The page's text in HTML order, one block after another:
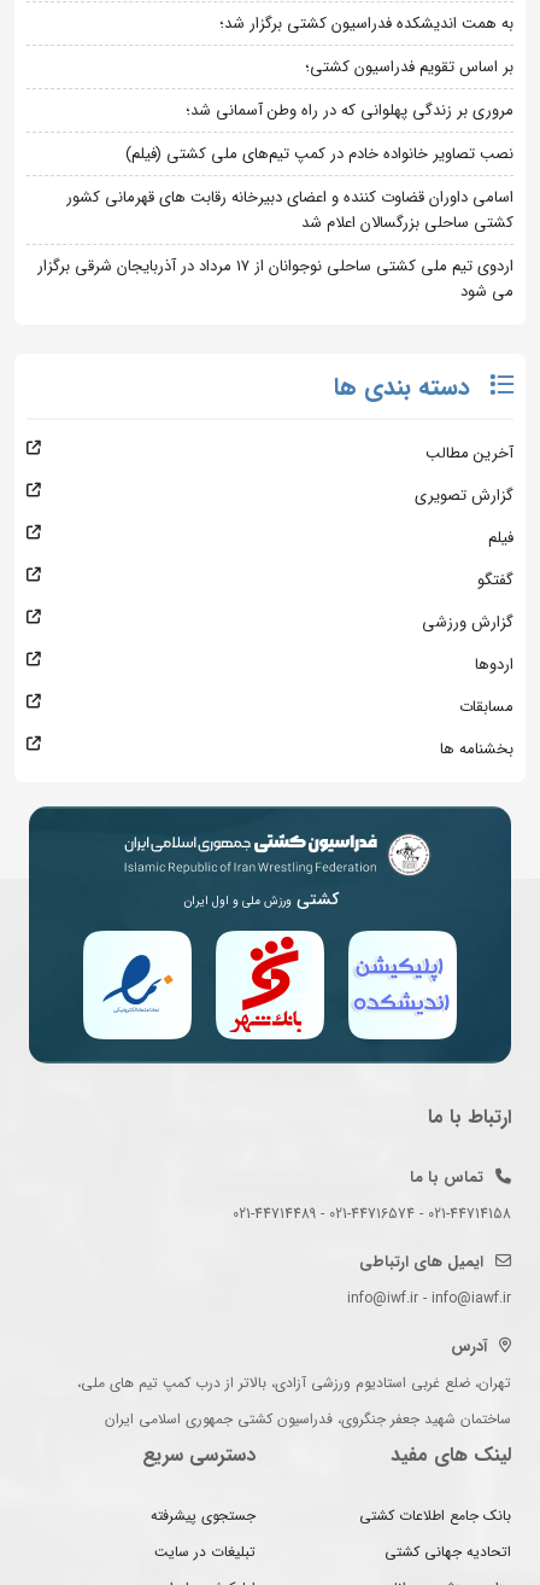
به همت اندیشکده فدراسیون کشتی برگزار شد؛
بر اساس تقویم فدراسیون کشتی؛
مروری بر زندگی پهلوانی که در راه وطن آسمانی شد؛
نصب تصاویر خانواده خادم در کمپ تیم‌های ملی کشتی (فیلم)
اسامی داوران قضاوت کننده و اعضای دبیرخانه رقابت های قهرمانی کشور
کشتی ساحلی بزرگسالان اعلام شد
اردوی تیم ملی کشتی ساحلی نوجوانان از 17 مرداد در آذربایجان شرقی برگزار
می شود
دسته بندی ها
آخرین مطالب
گزارش تصویری
فیلم
گفتگو
گزارش ورزشی
اردوها
مسابقات
بخشنامه ها
کشتی ورزش ملی و اول ایران
ارتباط با ما
تماس با ما
021-44714158 - 021-44716574 - 021-44714489
ایمیل های ارتباطی
info@iwf.ir - info@iawf.ir
آدرس
تهران، ضلع غربی استادیوم ورزشی آزادی، بالاتر از درب کمپ تیم های ملی،
ساختمان شهید جعفر جنگروی، فدراسیون کشتی جمهوری اسلامی ایران
لینک های مفید
بانک جامع اطلاعات کشتی
اتحادیه جهانی کشتی
دسترسی سریع
جستجوی پیشرفته
تبلیغات در سایت